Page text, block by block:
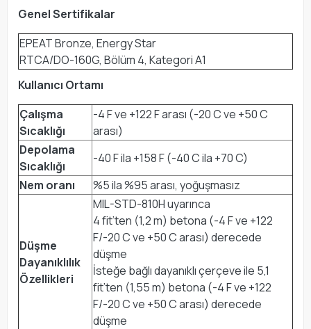
Genel Sertifikalar
EPEAT Bronze, Energy Star
RTCA/DO-160G, Bölüm 4, Kategori A1
Kullanıcı Ortamı
Çalışma
Sıcaklığı
-4 F ve +122 F arası (-20 C ve +50 C
arası)
Depolama
Sıcaklığı
-40 F ila +158 F (-40 C ila +70 C)
Nem oranı
%5 ila %95 arası, yoğuşmasız
Düşme
Dayanıklılık
Özellikleri
MIL-STD-810H uyarınca
4 fit’ten (1,2 m) betona (-4 F ve +122
F/-20 C ve +50 C arası) derecede
düşme
İsteğe bağlı dayanıklı çerçeve ile 5,1
fit’ten (1,55 m) betona (-4 F ve +122
F/-20 C ve +50 C arası) derecede
düşme